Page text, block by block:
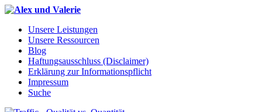
Unsere Leistungen
Unsere Ressourcen
Blog
Haftungsausschluss (Disclaimer)
Erklärung zur Informationspflicht
Impressum
Suche